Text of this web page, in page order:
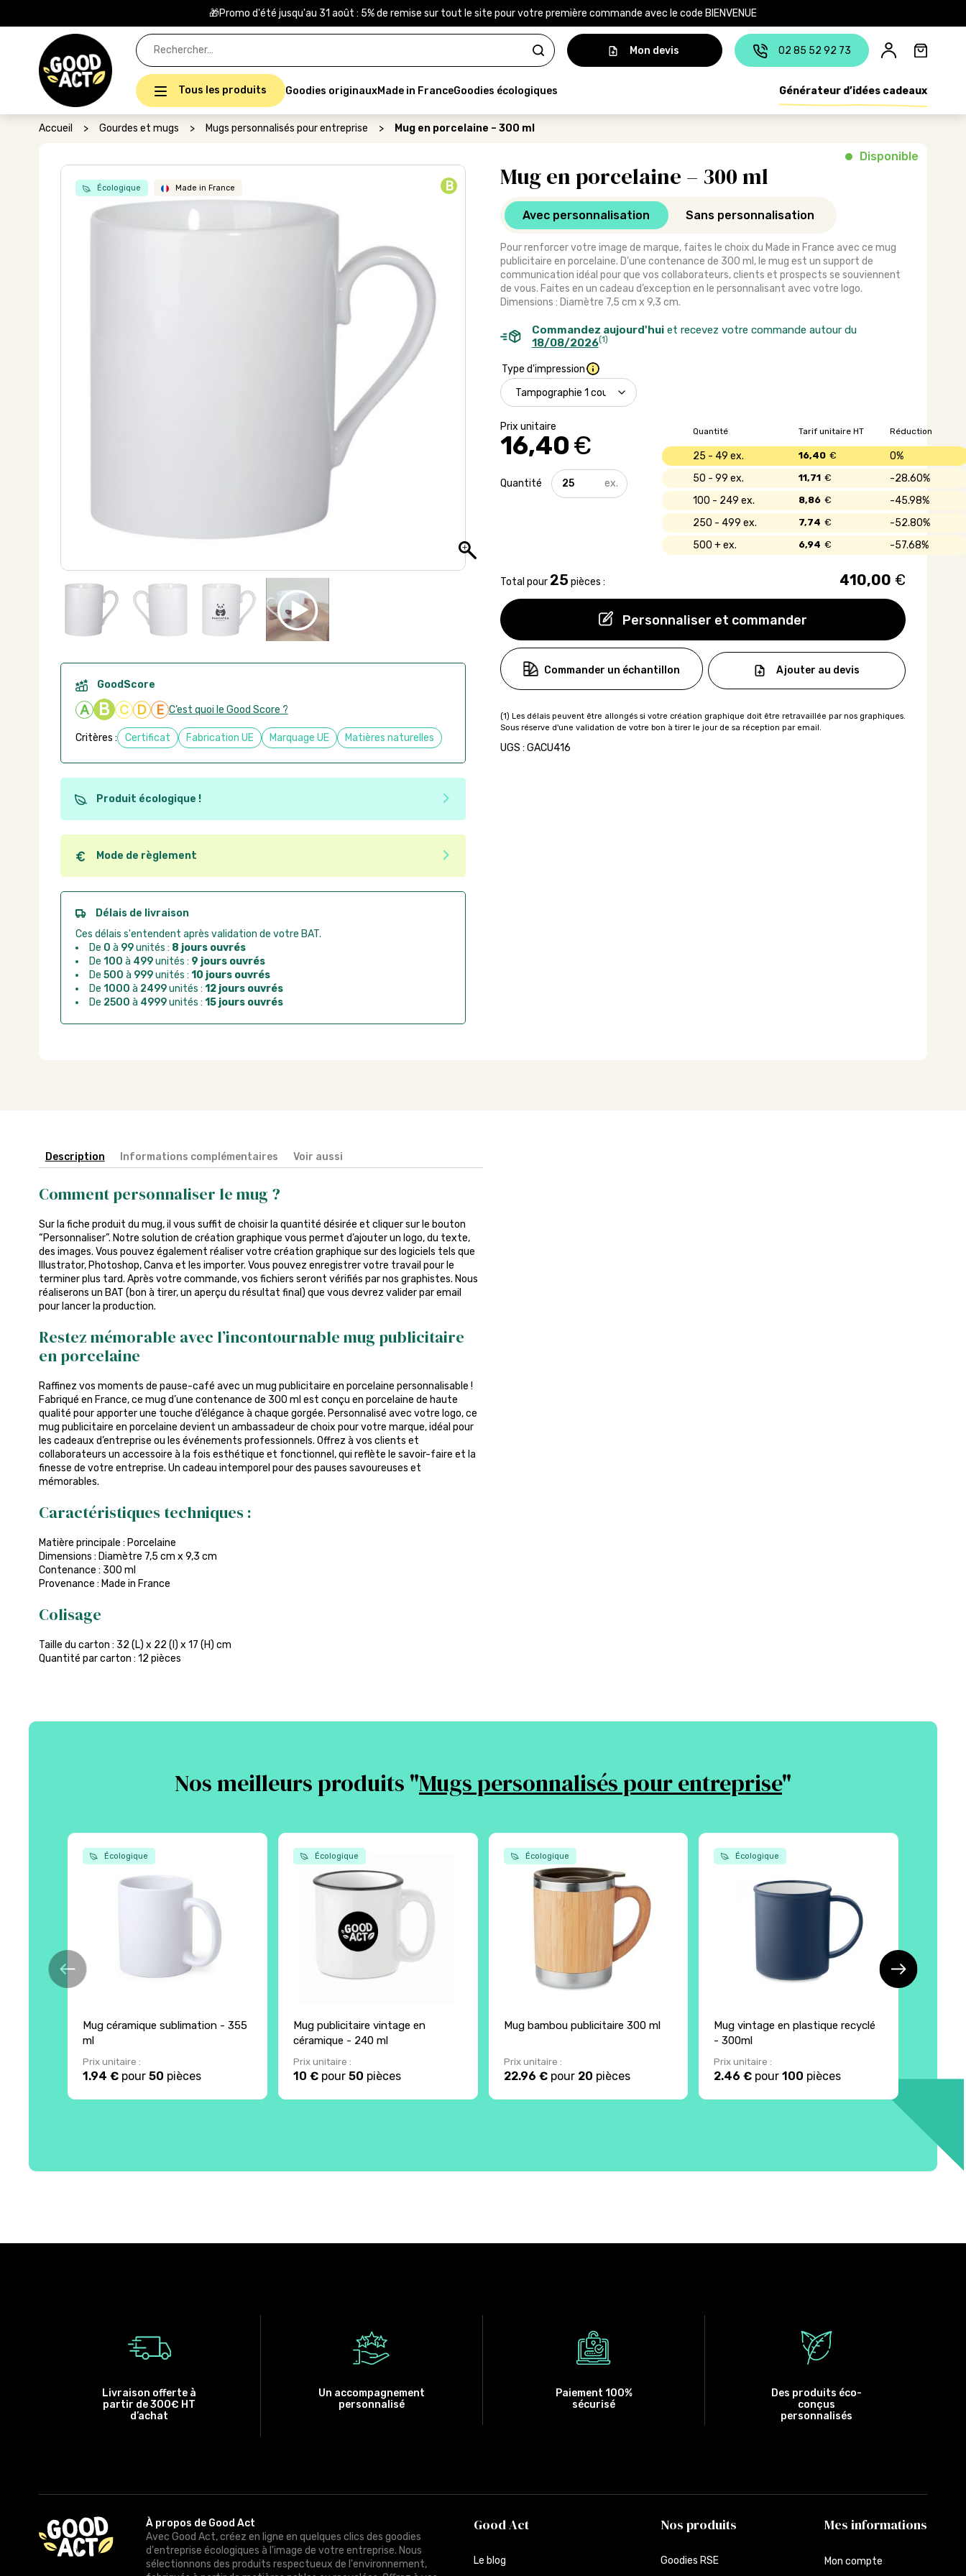
🎁Promo d'été jusqu'au 31 août : 5% de remise sur tout le site pour votre première commande avec le code BIENVENUE
Rechercher :
Mon devis
02 85 52 92 73
Tous les produits Goodies originauxMade in FranceGoodies écologiques Générateur d’idées cadeaux
Accueil > Gourdes et mugs > Mugs personnalisés pour entreprise > Mug en porcelaine – 300 ml
Écologique Made in France B Mug en porcelaine – 300 ml
Disponible
Avec personnalisation Sans personnalisation
Pour renforcer votre image de marque, faites le choix du Made in France avec ce mug
publicitaire en porcelaine. D’une contenance de 300 ml, le mug est un support de
communication idéal pour que vos collaborateurs, clients et prospects se souviennent
de vous. Faites en un cadeau d’exception en le personnalisant avec votre logo.
Dimensions : Diamètre 7,5 cm x 9,3 cm.
Commandez aujourd'huiet recevez votre commande autour du
18/08/2026(1)
Type d'impression
16,40€
Personnaliser et commander
quantité
de
Quantité Réduction
Tarif unitaire HT
25 - 49 0%
16,40 €
50 - 99 28.60%
11,71 €
100 - 249 45.98%
8,86 €
250 - 499 52.80%
7,74 €
500 + 57.68%
6,94 €
Total pour 25 pièces : 410,00 €
Commander un échantillon Ajouter au devis
UGS : GACU416
GoodScore
A B C D E C’est quoi le Good Score ?
Critères : Certificat Fabrication UE Marquage UE Matières naturelles
Produit écologique !
Ce produit est éco-conçu, il a été fabriqué à partir de matériaux recyclés ou
recyclables. Ces produits peuvent plus facilement obtenir une seconde vie après
utilisation. L'origine de fabrication du produit n'entre pas dans les critères d'éco-
conception.
Mode de règlement
Quel que soit le mode de règlement, vous pouvez passer commande en ligne sur
Good Act.
Paiement CB :paiement sécurisé par carte bancaire
Virement bancaire :
règlement sur facture après la commande
Chorus Pro :règlement par mandat administratif après la commande
Délais de livraison
Ces délais s'entendent après validation de votre BAT.
De 0 à 99unités : 8 jours ouvrés
De 100 à 499unités : 9 jours ouvrés
De 500 à 999unités : 10 jours ouvrés
De 1000 à 2499unités : 12 jours ouvrés
De 2500 à 4999unités : 15 jours ouvrés
Description Informations complémentaires Voir aussi
Comment personnaliser le mug ?
Sur la fiche produit du mug, il vous suffit de choisir la quantité désirée et cliquer sur le bouton
“Personnaliser”. Notre solution de création graphique vous permet d’ajouter un logo, du texte,
des images. Vous pouvez également réaliser votre création graphique sur des logiciels tels que
Illustrator, Photoshop, Canva et les importer. Vous pouvez enregistrer votre travail pour le
terminer plus tard. Après votre commande, vos fichiers seront vérifiés par nos graphistes. Nous
réaliserons un BAT (bon à tirer, un aperçu du résultat final) que vous devrez valider par email
pour lancer la production.
Restez mémorable avec l’incontournable mug publicitaire
en porcelaine
Raffinez vos moments de pause-café avec un mug publicitaire en porcelaine personnalisable !
Fabriqué en France, ce mug d’une contenance de 300 ml est conçu en porcelaine de haute
qualité pour apporter une touche d’élégance à chaque gorgée. Personnalisé avec votre logo, ce
mug publicitaire en porcelaine devient un ambassadeur de choix pour votre marque, idéal pour
les cadeaux d’entreprise ou les événements professionnels. Offrez à vos clients et
collaborateurs un accessoire à la fois esthétique et fonctionnel, qui reflète le savoir-faire et la
finesse de votre entreprise. Un cadeau intemporel pour des pauses savoureuses et
mémorables.
Caractéristiques techniques :
Matière principale : Porcelaine
Dimensions : Diamètre 7,5 cm x 9,3 cm
Contenance : 300 ml
Provenance : Made in France
Colisage
Taille du carton : 32 (L) x 22 (l) x 17 (H) cm
Quantité par carton : 12 pièces
Nos meilleurs produits "Mugs personnalisés pour entreprise"
Écologique
Mug céramique sublimation - 355
ml
Prix unitaire :
1.94 € pour50 pièces
Écologique
Mug publicitaire vintage en
céramique - 240 ml
Prix unitaire :
10 €pour 50 pièces
Écologique
Mug bambou publicitaire 300 ml
Prix unitaire :
22.96 €pour 20 pièces
Écologique
Mug vintage en plastique recyclé
- 300ml
Prix unitaire :
2.46 € pour100 pièces 4.74 €
Livraison offerte à
partir de 300€ HT
d’achat
Un accompagnement
personnalisé
Paiement 100%
sécurisé
Des produits éco-
conçus
personnalisés
À propos de Good Act
Avec Good Act, créez en ligne en quelques clics des goodies
d'entreprise écologiques à l'image de votre entreprise. Nous
sélectionnons des produits respectueux de l'environnement,
Good Act
Le blog
Nos produits
Goodies RSE
Mes informations
Mon compte